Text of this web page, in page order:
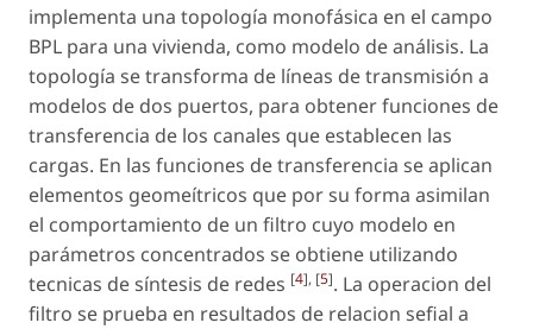
implementa una topología monofásica en el campo
BPL para una vivienda, como modelo de análisis. La
topología se transforma de líneas de transmisión a
modelos de dos puertos, para obtener funciones de
transferencia de los canales que establecen las
cargas. En las funciones de transferencia se aplican
elementos geomeítricos que por su forma asimilan
el comportamiento de un filtro cuyo modelo en
parámetros concentrados se obtiene utilizando
tecnicas de síntesis de redes [4], [5]. La operacion del
filtro se prueba en resultados de relacion sefial a